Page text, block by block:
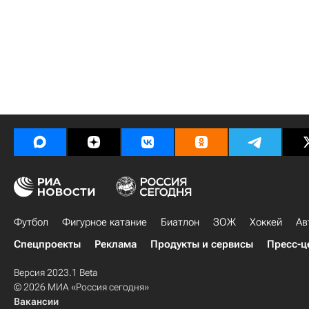
Футбол Фигурное катание Биатлон ЗОЖ Хоккей
Спецпроекты
Реклама Продукты и сервисы Пресс-
Версия 2023.1 Beta
© 2026 МИА «Россия сегодня»
Вакансии